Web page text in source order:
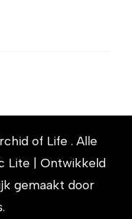
of Life . Alle
Lite | Ontwikkeld
gemaakt door
.